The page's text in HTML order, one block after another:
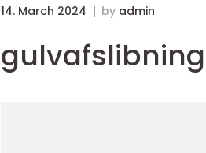
14. March 2024 by admin